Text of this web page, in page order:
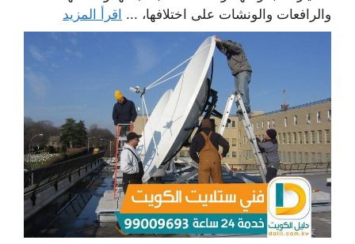
والرافعات والونشات على اختلافها، ... اقرأ المزيد